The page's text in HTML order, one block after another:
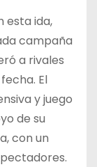
esta ida,
campaña
a rivales
El
y juego
de su
con un